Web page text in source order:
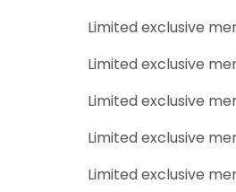
Limited exclusive
Limited exclusive
Limited exclusive
Limited exclusive
Limited exclusive